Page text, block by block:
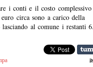
i conti e il costo complessivo
circa sono a carico della
al comune i restanti